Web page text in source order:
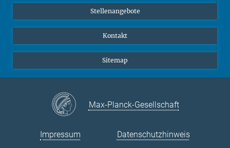
Dazu Antworten auf astronomische Fragen.
LinkedIn
Stellenangebote
Kontakt
Sitemap
Max-Planck-Gesellschaft
Impressum Datenschutzhinweis